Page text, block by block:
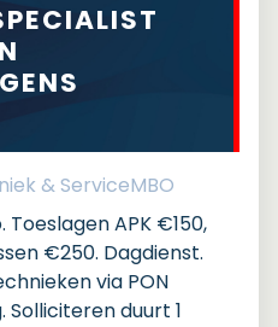
& ServiceMBO
APK €150,
€250. Dagdienst.
via PON
Solliciteren duurt 1